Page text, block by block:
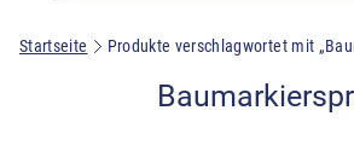
Startseite Produkte verschlagwortet mit